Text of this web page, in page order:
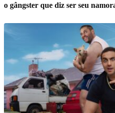
o gângster que diz ser seu